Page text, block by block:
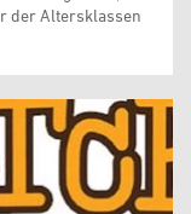
der Altersklassen